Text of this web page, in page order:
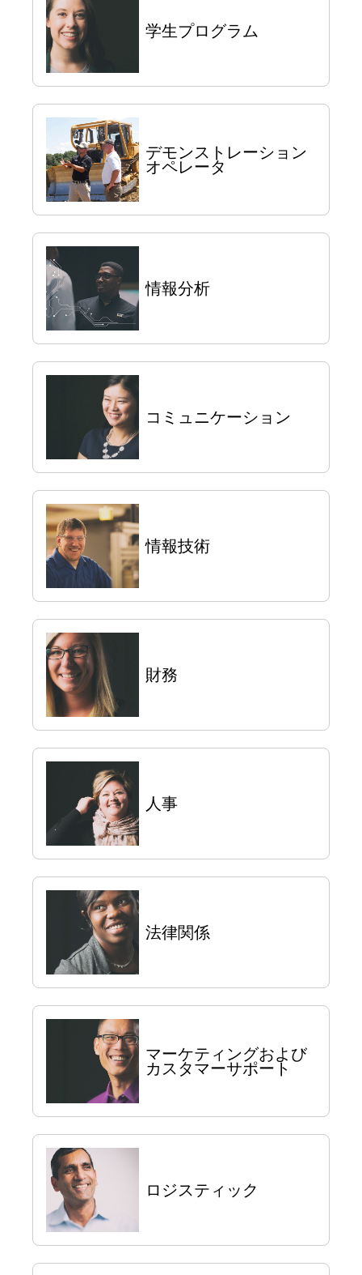
学生プログラム
デモンストレーション
オペレータ
情報分析
コミュニケーション
情報技術
財務
人事
法律関係
マーケティングおよび
カスタマーサポート
ロジスティック